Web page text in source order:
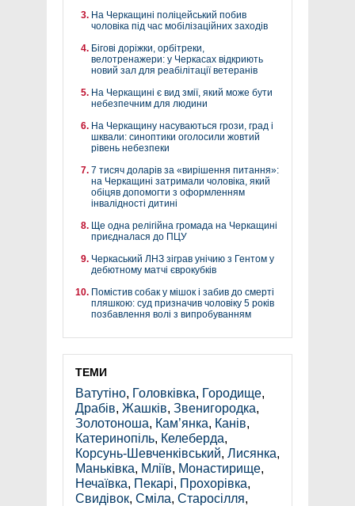
На Черкащині поліцейський побив
чоловіка під час мобілізаційних заходів
Бігові доріжки, орбітреки,
велотренажери: у Черкасах відкриють
новий зал для реабілітації ветеранів
На Черкащині є вид змії, який може бути
небезпечним для людини
На Черкащину насуваються грози, град і
шквали: синоптики оголосили жовтий
рівень небезпеки
7 тисяч доларів за «вирішення питання»:
на Черкащині затримали чоловіка, який
обіцяв допомогти з оформленням
інвалідності дитині
Ще одна релігійна громада на Черкащині
приєдналася до ПЦУ
Черкаський ЛНЗ зіграв унічию з Гентом у
дебютному матчі єврокубків
Помістив собак у мішок і забив до смерті
пляшкою: суд призначив чоловіку 5 років
позбавлення волі з випробуванням
ТЕМИ
Ватутіно, Головківка, Городище,
Драбів, Жашків, Звенигородка,
Золотоноша, Кам’янка, Канів,
Катеринопіль, Келеберда,
Корсунь-Шевченківський, Лисянка,
Маньківка, Мліїв, Монастирище,
Нечаївка, Пекарі, Прохорівка,
Свидівок, Сміла, Старосілля,